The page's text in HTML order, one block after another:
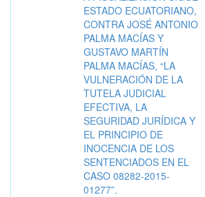
ESTADO ECUATORIANO,
CONTRA JOSÉ ANTONIO
PALMA MACÍAS Y
GUSTAVO MARTÍN
PALMA MACÍAS, “LA
VULNERACIÓN DE LA
TUTELA JUDICIAL
EFECTIVA, LA
SEGURIDAD JURÍDICA Y
EL PRINCIPIO DE
INOCENCIA DE LOS
SENTENCIADOS EN EL
CASO 08282-2015-
01277”.